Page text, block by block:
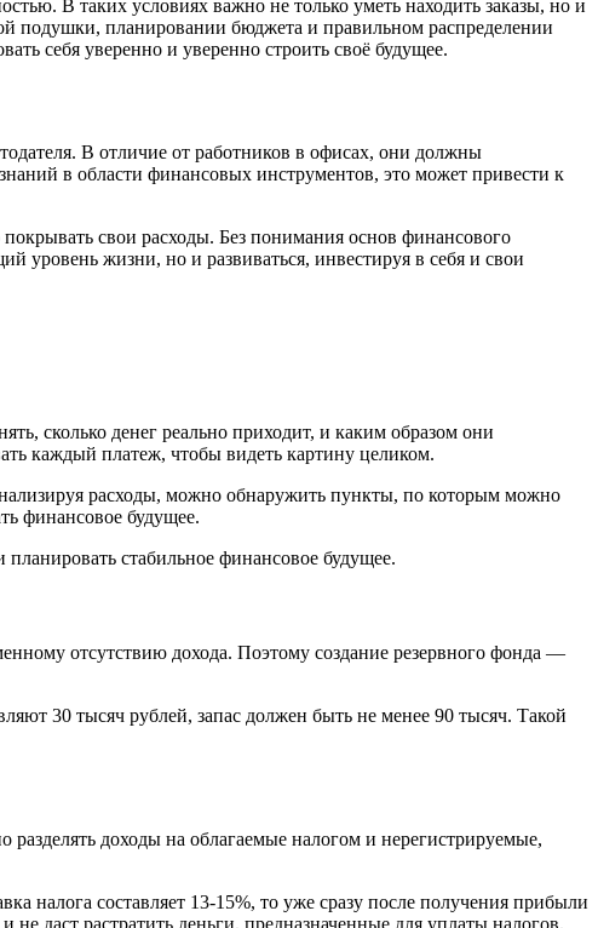
В таких условиях важно не только уметь находить заказы, но и
подушки, планировании бюджета и правильном распределении
себя уверенно и уверенно строить своё будущее.
В отличие от работников в офисах, они должны
в области финансовых инструментов, это может привести к
свои расходы. Без понимания основ финансового
уровень жизни, но и развиваться, инвестируя в себя и свои
сколько денег реально приходит, и каким образом они
каждый платеж, чтобы видеть картину целиком.
расходы, можно обнаружить пункты, по которым можно
финансовое будущее.
отсутствию дохода. Поэтому создание резервного фонда —
30 тысяч рублей, запас должен быть не менее 90 тысяч. Такой
доходы на облагаемые налогом и нерегистрируемые,
налога составляет 13-15%, то уже сразу после получения прибыли